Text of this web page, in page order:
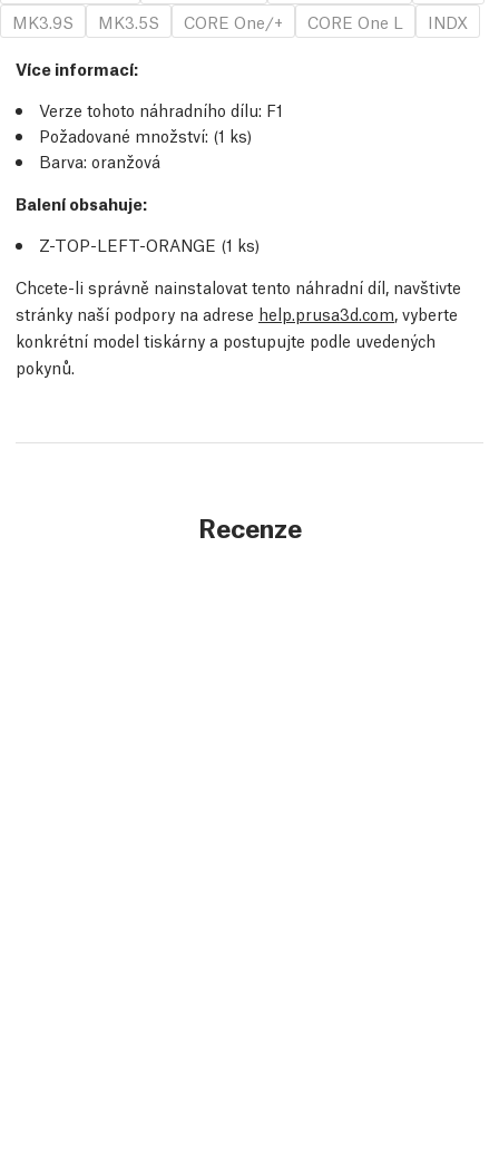
MK3.9S
MK3.5S CORE One/+ CORE One L INDX
Více informací:
Verze tohoto náhradního dílu: F1
Požadované množství: (1 ks)
Barva: oranžová
Balení obsahuje:
Z-TOP-LEFT-ORANGE (1 ks)
Chcete-li správně nainstalovat tento náhradní díl, navštivte
stránky naší podpory na adrese help.prusa3d.com, vyberte
konkrétní model tiskárny a postupujte podle uvedených
pokynů.
Recenze